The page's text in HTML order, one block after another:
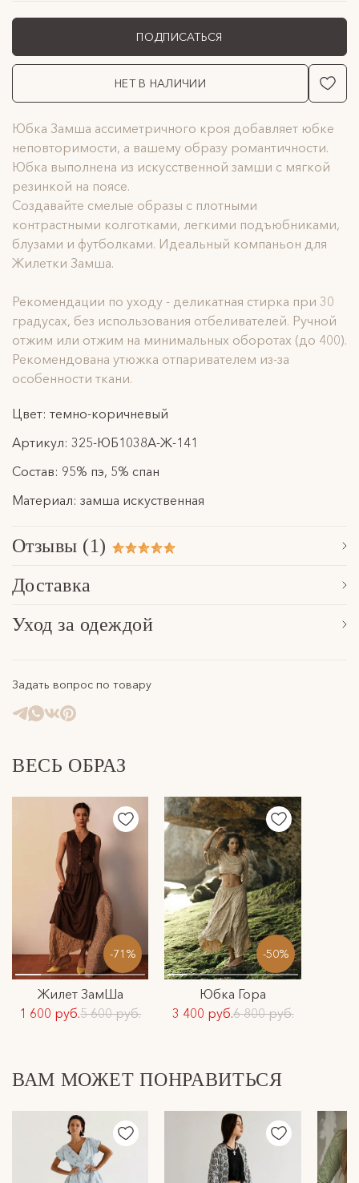
ПОДПИСАТЬСЯ
НЕТ В НАЛИЧИИ
Юбка Замша ассиметричного кроя добавляет юбке
неповторимости, а вашему образу романтичности.
Юбка выполнена из искусственной замши с мягкой
резинкой на поясе.
Создавайте смелые образы с плотными
контрастными колготками, легкими подъюбниками,
блузами и футболками. Идеальный компаньон для
Жилетки Замша.
Рекомендации по уходу - деликатная стирка при 30
градусах, без использования отбеливателей. Ручной
отжим или отжим на минимальных оборотах (до 400).
Рекомендована утюжка отпаривателем из-за
особенности ткани.
Цвет: темно-коричневый
Артикул: 325-ЮБ1038А-Ж-141
Состав: 95% пэ, 5% спан
Материал: замша искуственная
Отзывы (1)
Сначала новые
Наталья
29 августа 2025
Доставка
Обработка заказа, формирование посылки и последующая
передача в указанную службу доставки осуществляется в
Отправляем посылки курьерской компаний СДЭК.
Подробнее с условиями доставки можно ознакомиться в
разделе доставка.
Уход за одеждой
Задать вопрос по товару
ВЕСЬ ОБРАЗ
-71%
Жилет ЗамШа
1 600 руб.5 600 руб.
-50%
Юбка Гора
3 400 руб.6 800 руб.
ВАМ МОЖЕТ ПОНРАВИТЬСЯ